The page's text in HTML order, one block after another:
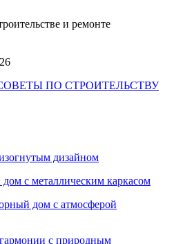
и ремонте
ПО СТРОИТЕЛЬСТВУ
дизайном
с металлическим каркасом
дом с атмосферой
с природным